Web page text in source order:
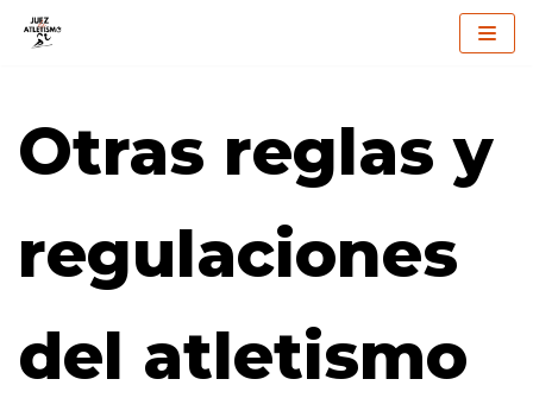
contenido
Otras reglas y
regulaciones
del atletismo